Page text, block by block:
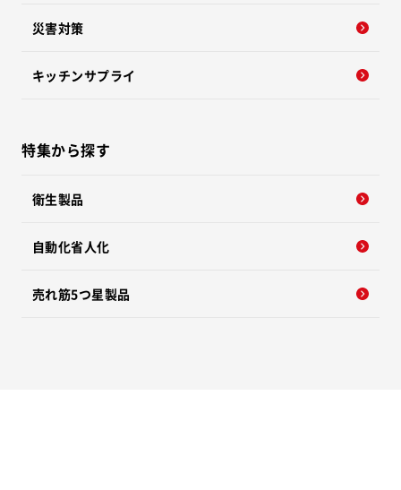
災害対策
キッチンサプライ
特集から探す
衛生製品
自動化省人化
売れ筋5つ星製品